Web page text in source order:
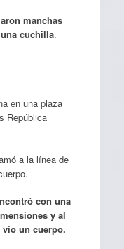
manchas
cuchilla.
en una plaza
República
a la línea de
con una
y al
un cuerpo.